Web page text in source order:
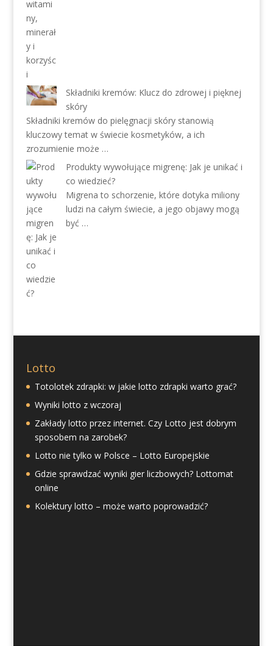
Składniki kremów: Klucz do zdrowej i pięknej
skóry
Składniki kremów do pielęgnacji skóry stanowią
kluczowy temat w świecie kosmetyków, a ich
zrozumienie może …
Produkty wywołujące migrenę: Jak je unikać i
co wiedzieć?
Migrena to schorzenie, które dotyka miliony
ludzi na całym świecie, a jego objawy mogą
być …
Lotto
Totolotek zdrapki: w jakie lotto zdrapki warto grać?
Wyniki lotto z wczoraj
Zakłady lotto przez internet. Czy Lotto jest dobrym
sposobem na zarobek?
Lotto nie tylko w Polsce – Lotto Europejskie
Gdzie sprawdzać wyniki gier liczbowych? Lottomat
online
Kolektury lotto – może warto poprowadzić?